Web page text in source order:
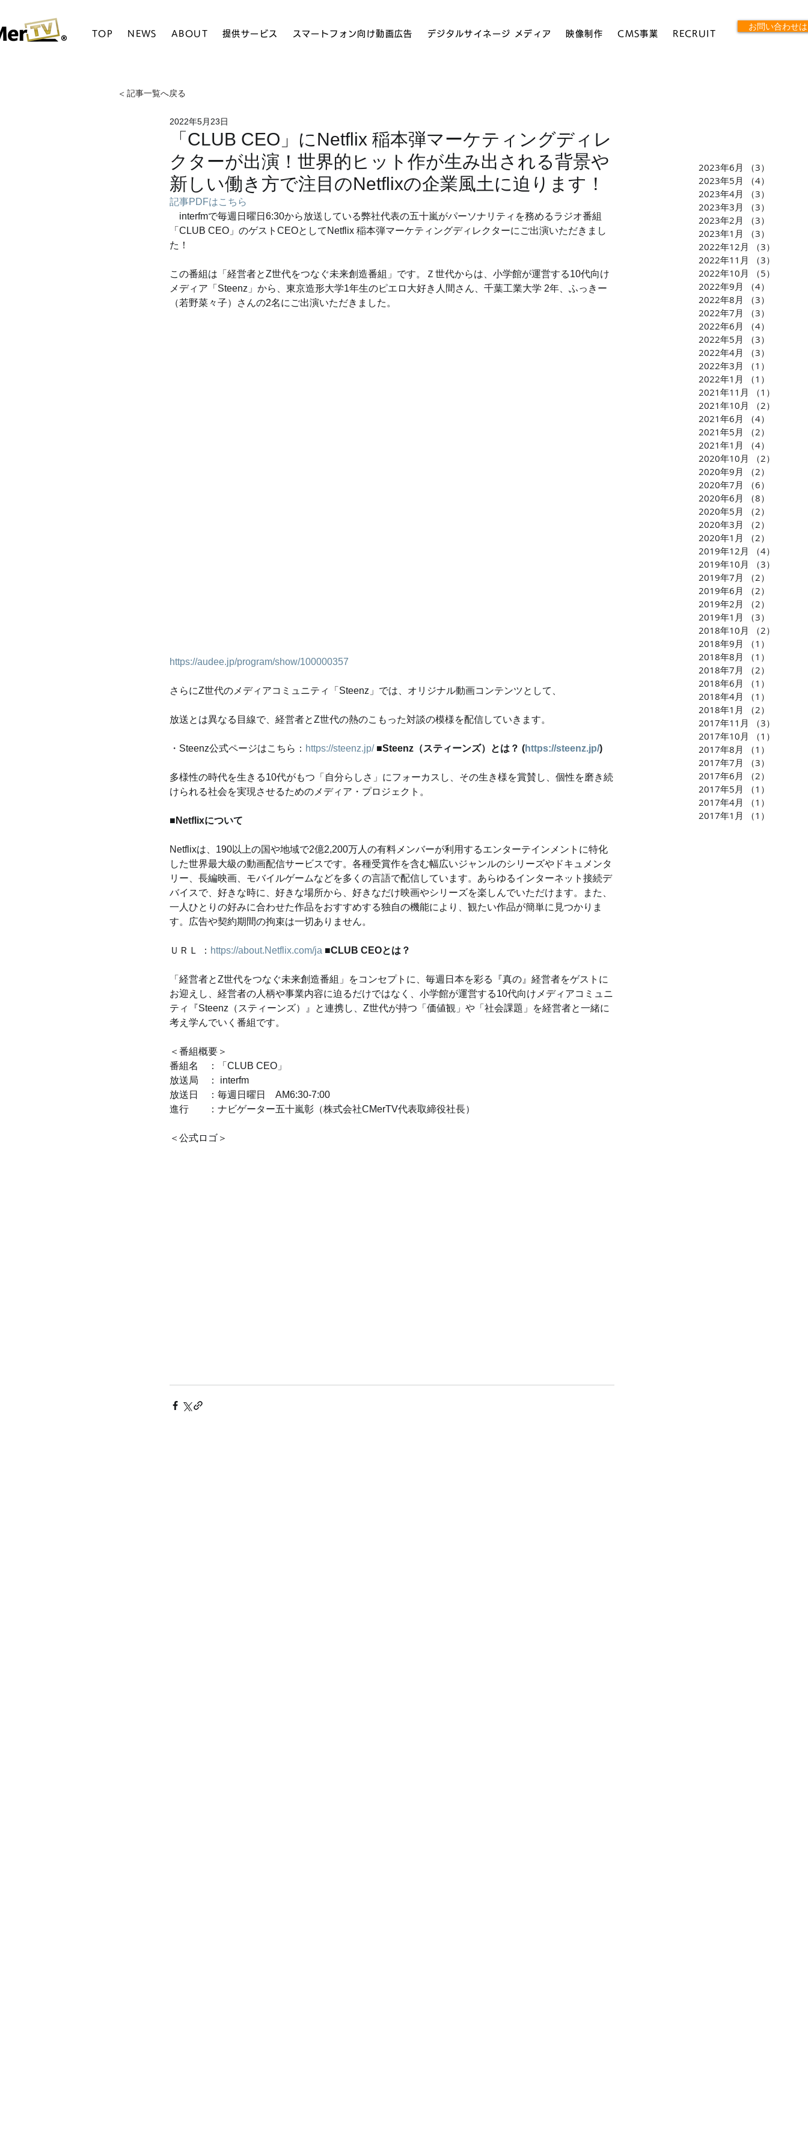
TOP NEWS ABOUT 提供サービス スマートフォン向け動画広告 デジタルサイネージ メディア 映像制作 CMS事業 RECRUIT
お問い合わせ
「CLUB CEO」にNetflix 稲本弾マーケティングディレ
クターが出演！世界的ヒット作が生み出される背景や
新しい働き方で注目のNetflixの企業風土に迫ります！
2022年5月23日
記事PDFはこちら
interfmで毎週日曜日6:30から放送している弊社代表の五十嵐がパーソナリティを務めるラジオ番組
「CLUB CEO」のゲストCEOとしてNetflix 稲本弾マーケティングディレクターにご出演いただきまし
た！
この番組は「経営者とZ世代をつなぐ未来創造番組」です。Ｚ世代からは、小学館が運営する10代向け
メディア「Steenz」から、東京造形大学1年生のピエロ大好き人間さん、千葉工業大学 2年、ふっきー
（若野菜々子）さんの2名にご出演いただきました。
https://audee.jp/program/show/100000357
さらにZ世代のメディアコミュニティ「Steenz」では、オリジナル動画コンテンツとして、
放送とは異なる目線で、経営者とZ世代の熱のこもった対談の模様を配信していきます。
・Steenz公式ページはこちら： https://steenz.jp/ ■Steenz（スティーンズ）とは？ (https://steenz.jp/)
多様性の時代を生きる10代がもつ「自分らしさ」にフォーカスし、その生き様を賞賛し、個性を磨き続
けられる社会を実現させるためのメディア・プロジェクト。
■Netflixについて
Netflixは、190以上の国や地域で2億2,200万人の有料メンバーが利用するエンターテインメントに特化
した世界最大級の動画配信サービスです。各種受賞作を含む幅広いジャンルのシリーズやドキュメンタ
リー、長編映画、モバイルゲームなどを多くの言語で配信しています。あらゆるインターネット接続デ
バイスで、好きな時に、好きな場所から、好きなだけ映画やシリーズを楽しんでいただけます。また、
一人ひとりの好みに合わせた作品をおすすめする独自の機能により、観たい作品が簡単に見つかりま
す。広告や契約期間の拘束は一切ありません。
ＵＲＬ ： https://about.Netflix.com/ja ■CLUB CEOとは？
「経営者とZ世代をつなぐ未来創造番組」をコンセプトに、毎週日本を彩る『真の』経営者をゲストに
お迎えし、経営者の人柄や事業内容に迫るだけではなく、小学館が運営する10代向けメディアコミュニ
ティ『Steenz（スティーンズ）』と連携し、Z世代が持つ「価値観」や「社会課題」を経営者と一緒に
考え学んでいく番組です。
＜番組概要＞
番組名　：「CLUB CEO」
放送局　： interfm
放送日　：毎週日曜日　AM6:30-7:00
進行　　：ナビゲーター五十嵐彰（株式会社CMerTV代表取締役社長）
＜公式ロゴ＞
< 記事一覧へ戻る
2023年6月 （3）
2023年5月
（4）
2023年4月
（3）
2023年3月
（3）
2023年2月
（3）
2023年1月
（3）
2022年12月
（3）
2022年11月
（3）
2022年10月
（5）
2022年9月
（4）
2022年8月
（3）
2022年7月
（3）
2022年6月
（4）
2022年5月
（3）
2022年4月
（3）
2022年3月
（1）
2022年1月
（1）
2021年11月
（1）
2021年10月
（2）
2021年6月
（4）
2021年5月
（2）
2021年1月
（4）
2020年10月
（2）
2020年9月
（2）
2020年7月
（6）
2020年6月
（8）
2020年5月
（2）
2020年3月
（2）
2020年1月
（2）
2019年12月
（4）
2019年10月
（3）
2019年7月
（2）
2019年6月
（2）
2019年2月
（2）
2019年1月
（3）
2018年10月
（2）
2018年9月
（1）
2018年8月
（1）
2018年7月
（2）
2018年6月
（1）
2018年4月
（1）
2018年1月
（2）
2017年11月
（3）
2017年10月
（1）
2017年8月
（1）
2017年7月
（3）
2017年6月
（2）
2017年5月
（1）
2017年4月
（1）
2017年1月
（1）